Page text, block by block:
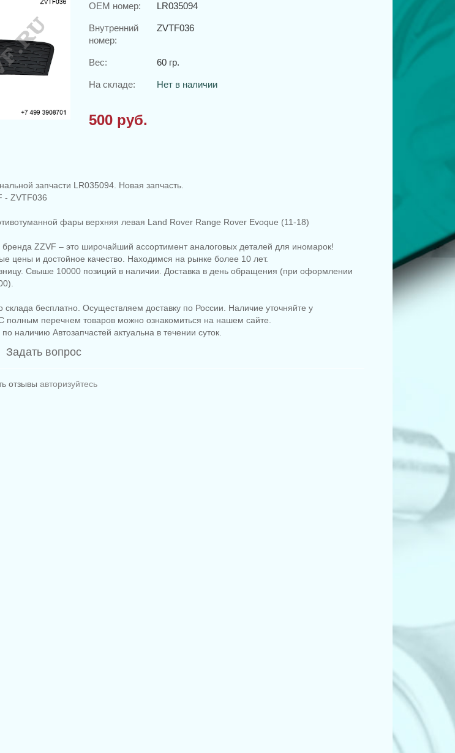
OEM номер: LR035094
Внутренний
номер:
ZVTF036
Вес: 60 гр.
На складе: Нет в наличии
500 руб.
запчасти LR035094. Новая запчасть.
- ZVTF036
фары верхняя левая Land Rover Range Rover Evoque (11-18)
бренда ZZVF – это широчайший ассортимент аналоговых деталей для иномарок!
цены и достойное качество. Находимся на рынке более 10 лет.
Свыше 10000 позиций в наличии. Доставка в день обращения (при оформлении
склада бесплатно. Осуществляем доставку по России. Наличие уточняйте у
полным перечнем товаров можно ознакомиться на нашем сайте.
наличию Автозапчастей актуальна в течении суток.
Задать вопрос
отзывы авторизуйтесь